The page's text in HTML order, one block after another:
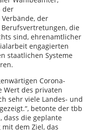
der
der
die
sind, ehrenamtlicher
engagierten
staatlichen Systeme
Corona-
Wert des privaten
sehr viele Landes- und
betonte der tbb
dass die geplante
dem Ziel, das